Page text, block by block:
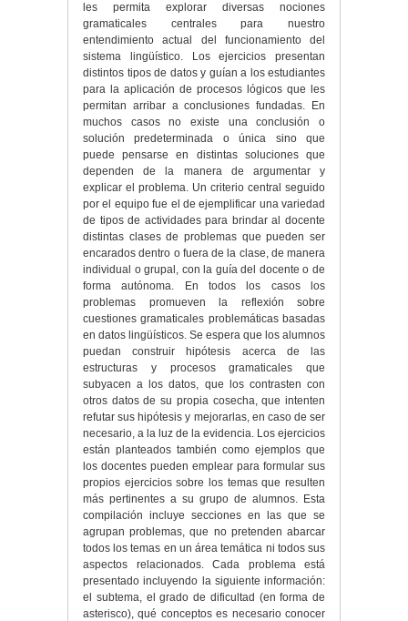
les permita explorar diversas nociones
gramaticales centrales para nuestro
entendimiento actual del funcionamiento del
sistema lingüístico. Los ejercicios presentan
distintos tipos de datos y guían a los estudiantes
para la aplicación de procesos lógicos que les
permitan arribar a conclusiones fundadas. En
muchos casos no existe una conclusión o
solución predeterminada o única sino que
puede pensarse en distintas soluciones que
dependen de la manera de argumentar y
explicar el problema. Un criterio central seguido
por el equipo fue el de ejemplificar una variedad
de tipos de actividades para brindar al docente
distintas clases de problemas que pueden ser
encarados dentro o fuera de la clase, de manera
individual o grupal, con la guía del docente o de
forma autónoma. En todos los casos los
problemas promueven la reflexión sobre
cuestiones gramaticales problemáticas basadas
en datos lingüísticos. Se espera que los alumnos
puedan construir hipótesis acerca de las
estructuras y procesos gramaticales que
subyacen a los datos, que los contrasten con
otros datos de su propia cosecha, que intenten
refutar sus hipótesis y mejorarlas, en caso de ser
necesario, a la luz de la evidencia. Los ejercicios
están planteados también como ejemplos que
los docentes pueden emplear para formular sus
propios ejercicios sobre los temas que resulten
más pertinentes a su grupo de alumnos. Esta
compilación incluye secciones en las que se
agrupan problemas, que no pretenden abarcar
todos los temas en un área temática ni todos sus
aspectos relacionados. Cada problema está
presentado incluyendo la siguiente información:
el subtema, el grado de dificultad (en forma de
asterisco), qué conceptos es necesario conocer